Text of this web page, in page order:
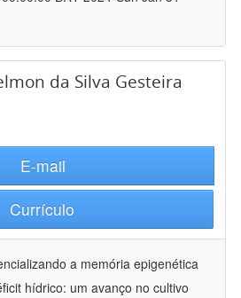
da Silva Gesteira
E-mail
Currículo
a memória epigenética
hídrico: um avanço no cultivo